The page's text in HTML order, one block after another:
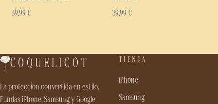
39,99 € 39,99 €
COQUELICOT
La protección convertida en estilo.
Fundas iPhone, Samsung y Google
TIENDA
iPhone
Samsung